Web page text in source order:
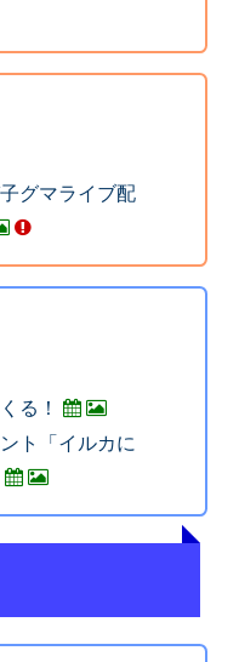
グマライブ配
る！
ト「イルカに